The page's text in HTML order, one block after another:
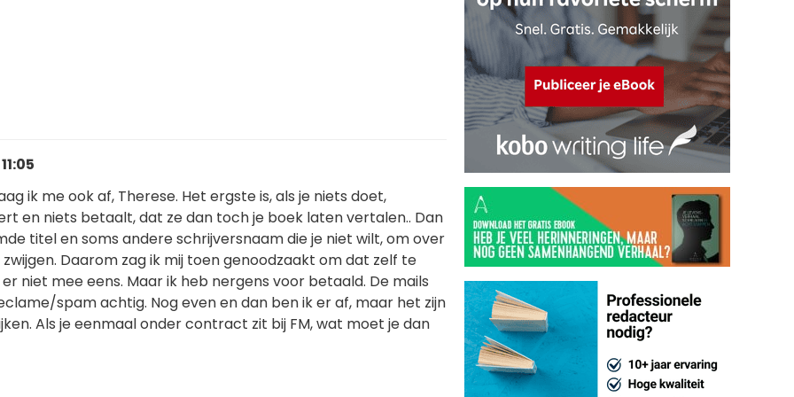
ik me ook af, Therese. Het ergste is, als je niets doet,
en niets betaalt, dat ze dan toch je boek laten vertalen.. Dan
titel en soms andere schrijversnaam die je niet wilt, om over
Daarom zag ik mij toen genoodzaakt om dat zelf te
niet mee eens. Maar ik heb nergens voor betaald. De mails
spam achtig. Nog even en dan ben ik er af, maar het zijn
Als je eenmaal onder contract zit bij FM, wat moet je dan